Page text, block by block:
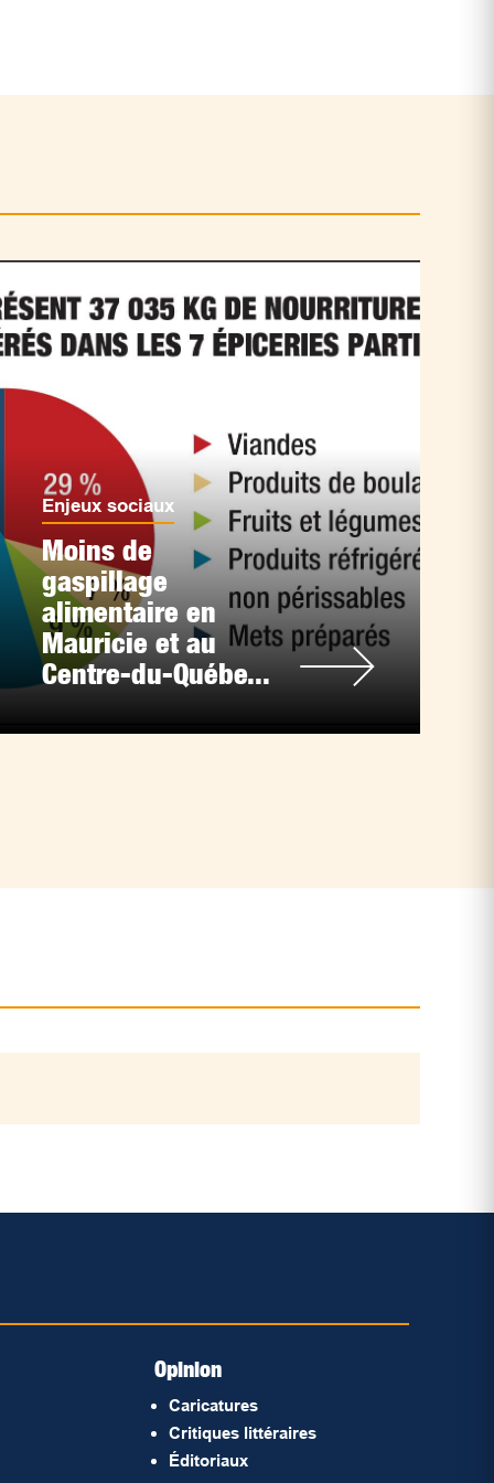
Enjeux sociaux
Moins de
gaspillage
alimentaire en
Mauricie et au
Centre-du-Québe...
Opinion
Caricatures
Critiques littéraires
Éditoriaux